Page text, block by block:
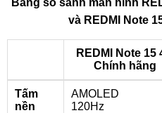
Bảng so sánh màn hình
và REDMI Note
REDMI Note 15
Chính hãng
Tấm
nền
AMOLED
120Hz